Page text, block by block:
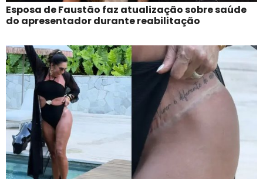
Esposa de Faustão faz atualização sobre saúde
do apresentador durante reabilitação